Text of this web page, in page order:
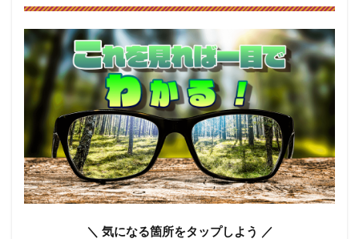
割りサ
2
回線目
以降の
料金が
500円
引きに
なる
Ymobile
の「家
族割
り」
＼ 気になる箇所をタップしよう ／